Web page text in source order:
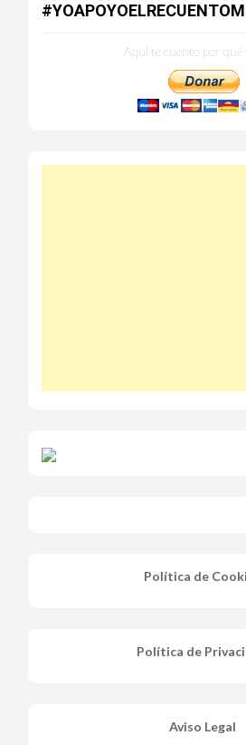
Aquí te cuento por qué
Política de
Política de
Aviso Legal